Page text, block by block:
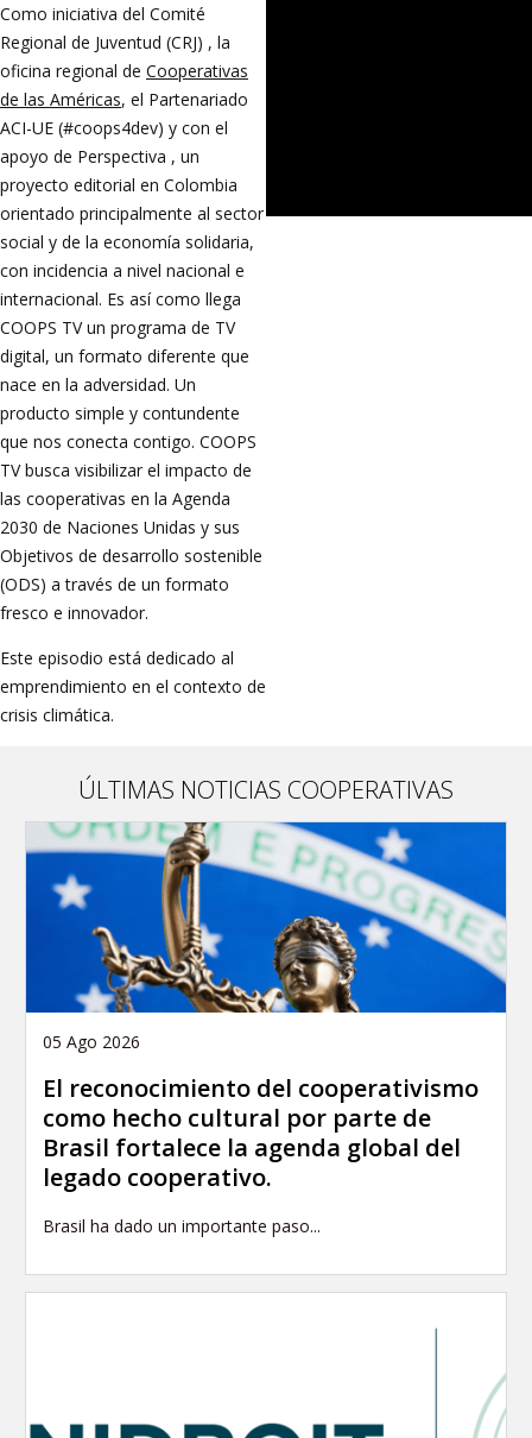
Como iniciativa del Comité
Regional de Juventud (CRJ) , la
oficina regional de Cooperativas
de las Américas, el Partenariado
ACI-UE (#coops4dev) y con el
apoyo de Perspectiva , un
proyecto editorial en Colombia
orientado principalmente al sector
social y de la economía solidaria,
con incidencia a nivel nacional e
internacional. Es así como llega
COOPS TV un programa de TV
digital, un formato diferente que
nace en la adversidad. Un
producto simple y contundente
que nos conecta contigo. COOPS
TV busca visibilizar el impacto de
las cooperativas en la Agenda
2030 de Naciones Unidas y sus
Objetivos de desarrollo sostenible
(ODS) a través de un formato
fresco e innovador.
Este episodio está dedicado al
emprendimiento en el contexto de
crisis climática.
ÚLTIMAS NOTICIAS COOPERATIVAS
05 Ago 2026
El reconocimiento del cooperativismo
como hecho cultural por parte de
Brasil fortalece la agenda global del
legado cooperativo.
Brasil ha dado un importante paso...